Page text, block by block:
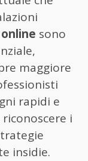
sono
maggiore
rapidi e
i
insidie.